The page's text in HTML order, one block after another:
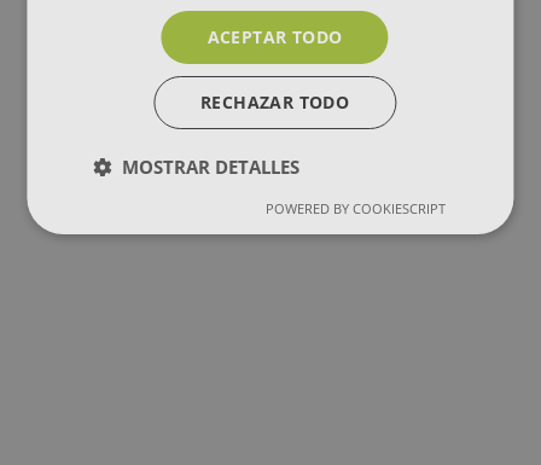
ACEPTAR TODO
RECHAZAR TODO
MOSTRAR DETALLES
POWERED BY COOKIESCRIPT